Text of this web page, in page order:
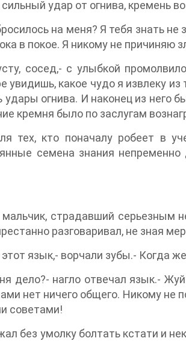
удар от огнива, кремень
на меня? Я тебя знать
в покое. Я никому не причиняю
сосед,- с улыбкой
увидишь, какое чудо я извлеку
удары огнива. И наконец из него
кремня было по заслугам
тех, кто поначалу робеет в
семена знания
страдавший серьезным
разговаривал, не зная
язык,- ворчали зубы.- Когда
дело?- нагло отвечал язык.-
нет ничего общего. Никому не
советами!
без умолку болтать кстати и